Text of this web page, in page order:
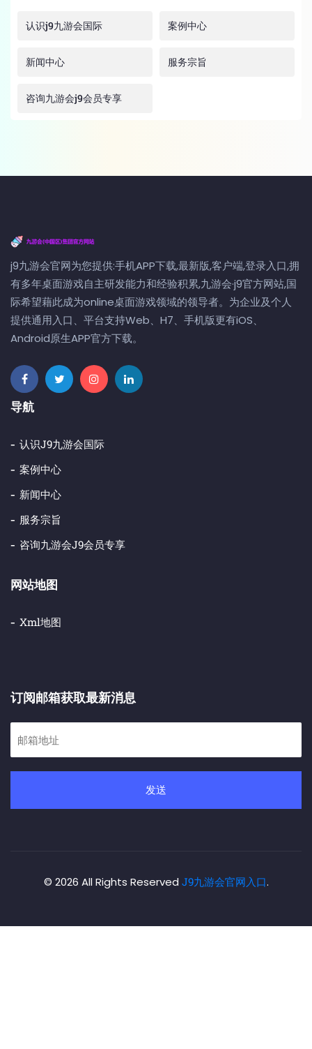
认识j9九游会国际 案例中心
新闻中心 服务宗旨
咨询九游会j9会员专享
j9九游会官网为您提供:手机APP下载,最新版,客户端,登录入口,拥
有多年桌面游戏自主研发能力和经验积累,九游会·j9官方网站,国
际希望藉此成为online桌面游戏领域的领导者。为企业及个人
提供通用入口、平台支持Web、H7、手机版更有iOS、
Android原生APP官方下载。
导航
认识j9九游会国际
案例中心
新闻中心
服务宗旨
咨询九游会j9会员专享
网站地图
Xml地图
订阅邮箱获取最新消息
发送
© 2026 All Rights Reserved J9九游会官网入口.